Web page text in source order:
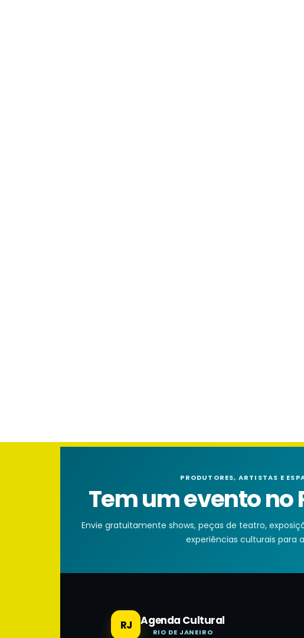
PRODUTORES, ARTISTAS E
Tem um evento no
Envie gratuitamente shows, peças de teatro,
experiências culturais para
RJ Agenda Cultural
RIO DE JANEIRO